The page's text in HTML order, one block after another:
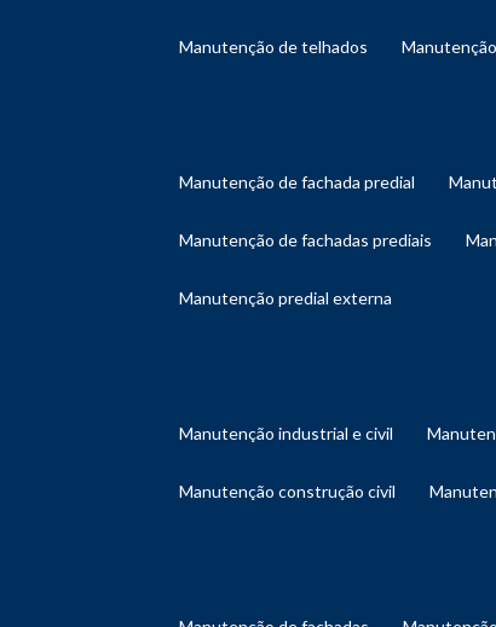
manutenção de telhados
manutenção de fachada predial
manutenção de fachadas prediais
manutenção predial externa
manutenção industrial e civil
manutenção construção civil